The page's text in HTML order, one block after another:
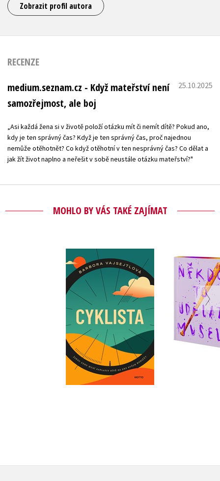
Zobrazit profil autora
RECENZE
medium.seznam.cz - Když mateřství není
samozřejmost, ale boj
25.10.2025
„Asi každá žena si v životě položí otázku mít či nemít dítě? Pokud ano,
kdy je ten správný čas? Když je ten správný čas, proč najednou
nemůže otěhotnět? Co když otěhotní v ten nesprávný čas? Co dělat a
jak žít život naplno a neřešit v sobě neustále otázku mateřství?"
MOHLO BY VÁS TAKÉ ZAJÍMAT
Cyklista
Barbora Vajsejtlová
Do košíku
399 Kč
319 Kč
Někdo
musel -